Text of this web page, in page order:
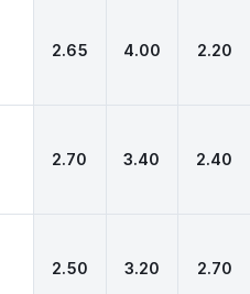
2.65 4.00 2.20
2.70 3.40 2.40
2.50 3.20 2.70